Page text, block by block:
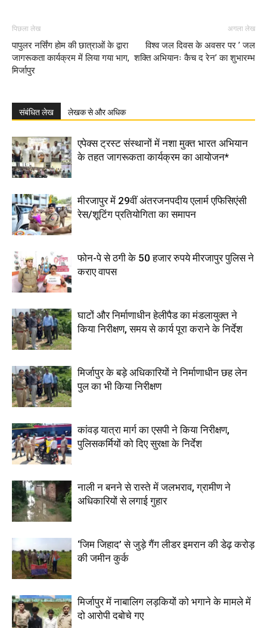
पिछला लेख
पापुलर नर्सिंग होम की छात्राओं के द्वारा
जागरूकता कार्यक्रम में लिया गया भाग,
मिर्जापुर
अगला लेख
विश्व जल दिवस के अवसर पर ’ जल
शक्ति अभियानः कैच द रेन’ का शुभारम्भ
संबंधित लेख लेखक से और अधिक
एपेक्स ट्रस्ट संस्थानों में नशा मुक्त भारत अभियान
के तहत जागरूकता कार्यक्रम का आयोजन*
मीरजापुर में 29वीं अंतरजनपदीय एलार्म एफिसिएंसी
रेस/शूटिंग प्रतियोगिता का समापन
फोन-पे से ठगी के 50 हजार रुपये मीरजापुर पुलिस ने
कराए वापस
घाटों और निर्माणाधीन हेलीपैड का मंडलायुक्त ने
किया निरीक्षण, समय से कार्य पूरा कराने के निर्देश
मिर्जापुर के बड़े अधिकारियों ने निर्माणाधीन छह लेन
पुल का भी किया निरीक्षण
कांवड़ यात्रा मार्ग का एसपी ने किया निरीक्षण,
पुलिसकर्मियों को दिए सुरक्षा के निर्देश
नाली न बनने से रास्ते में जलभराव, ग्रामीण ने
अधिकारियों से लगाई गुहार
‘जिम जिहाद’ से जुड़े गैंग लीडर इमरान की डेढ़ करोड़
की जमीन कुर्क
मिर्जापुर में नाबालिग लड़कियों को भगाने के मामले में
दो आरोपी दबोचे गए